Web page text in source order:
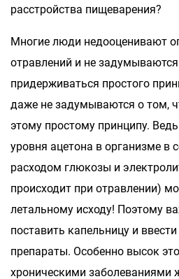
расстройства пищеварения?
Многие люди недооценивают
отравлений и не
придерживаться простого
даже не задумываются о том,
этому простому принципу.
уровня ацетона в организме в
расходом глюкозы и
происходит при отравлении)
летальному исходу! Поэтому
поставить капельницу и
препараты. Особенно высок
хроническими заболеваниями